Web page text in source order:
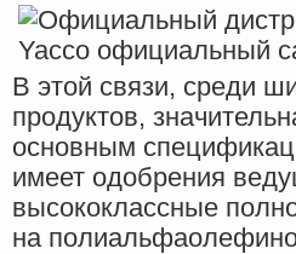
В этой связи, среди
продуктов,
основным
имеет одобрения
высококлассные
на